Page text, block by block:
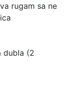
rugam sa ne
dubla (2